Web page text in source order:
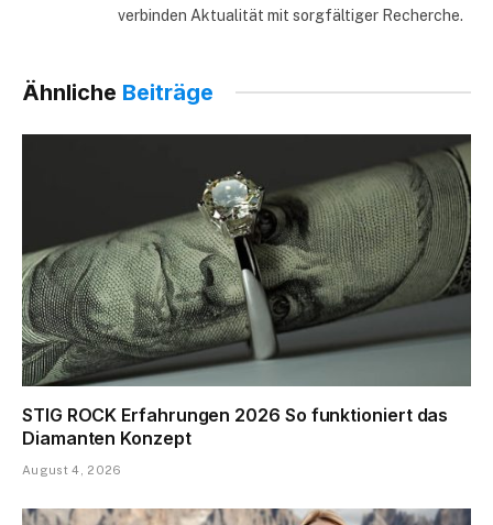
verbinden Aktualität mit sorgfältiger Recherche.
Ähnliche Beiträge
STIG ROCK Erfahrungen 2026 So funktioniert das
Diamanten Konzept
August 4, 2026